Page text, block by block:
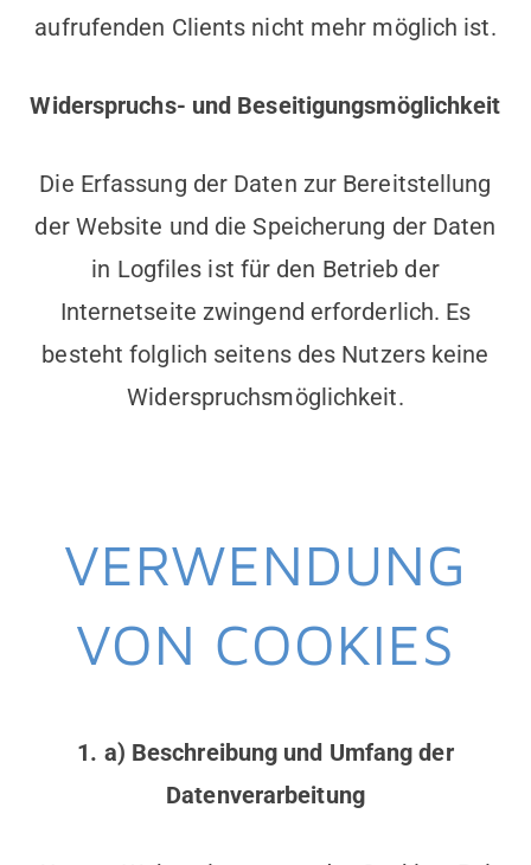
aufrufenden Clients nicht mehr möglich ist.
Widerspruchs- und Beseitigungsmöglichkeit
Die Erfassung der Daten zur Bereitstellung
der Website und die Speicherung der Daten
in Logfiles ist für den Betrieb der
Internetseite zwingend erforderlich. Es
besteht folglich seitens des Nutzers keine
Widerspruchsmöglichkeit.
VERWENDUNG
VON COOKIES
1. a) Beschreibung und Umfang der
Datenverarbeitung